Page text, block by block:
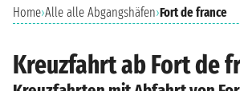
Home›Alle alle Abgangshäfen›Fort de france
Kreuzfahrt ab Fort de